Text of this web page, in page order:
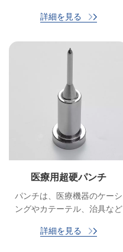
あけの機能を提供すること
おいて重要な役割を果たしま
および操作するために金属加
工業界で一般的に使用されま
詳細を見る
医療用超硬パンチ
パンチは、医療機器のケーシ
ングやカテーテル、治具など
で幅広く使用できます。精密
詳細を見る